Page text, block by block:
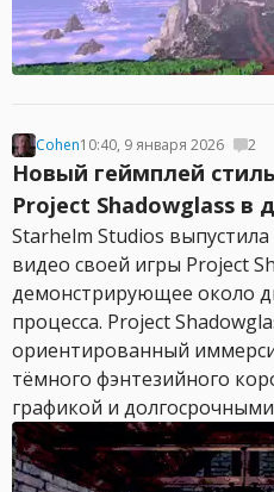
Cohen10:40, 9 января 2026 2
Новый геймплей
Project Shadowglass в
Starhelm Studios
видео своей игры Project
демонстрирующее около
процесса. Project
ориентированный
тёмного фэнтезийного
графикой и